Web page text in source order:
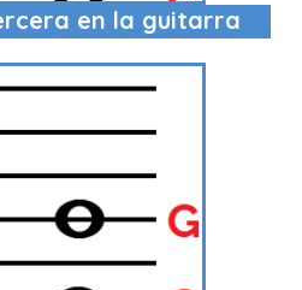
en la guitarra